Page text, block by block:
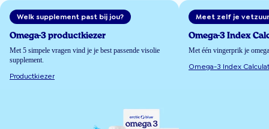
Welk supplement past bij jou?
Omega-3 productkiezer
Met 5 simpele vragen vind je je best passende visolie
supplement.
Productkiezer
Meet zelf je
Omega-3 Index
Met één vingerprik je
Omega-3 Index